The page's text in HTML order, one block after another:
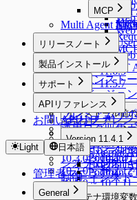
Pod
JIT
MCP
Multi Agent 制
リリースノート
Release Notes
11.6.0 ~ 11.6.5
11.5.0 ~ 11.5.7
11.4.0
11.3.0
11.2.0
11.1.0 ~ 11.1.2
11.0.0
10.3.0 ~ 10.3.4
10.2.0 ~ 10.2.12
10.1.0 ~ 10.1.11
10.0.0 ~ 10.0.2
製品インストール
製品インスト
製品バージョン
インストール前
インスト
Linuxデ
Podman
Podman
インストール
インスト
インスト
インスト
setup.sh
インストール
システムアー
制御
コンテナ環境変数
サポート
サポート
プレミアムサ
運用ログ収集
APIリファレンス
APIリファレン
Version 11.4.1
External
External
お問い合わせ
Light 日本語
管理者マニュアル
General